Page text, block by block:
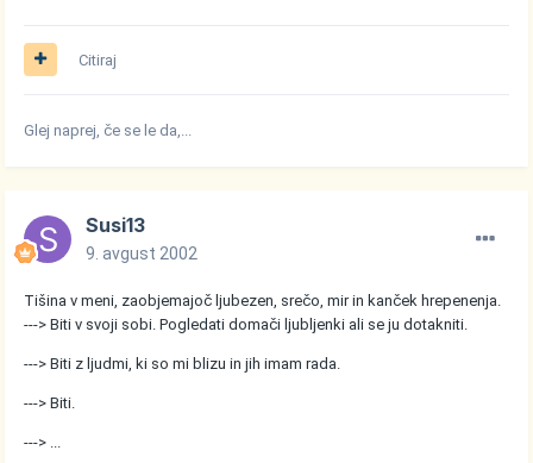
Citiraj
Glej naprej, če se le da,...
Susi13
9. avgust 2002
Tišina v meni, zaobjemajoč ljubezen, srečo, mir in kanček hrepenenja.
---> Biti v svoji sobi. Pogledati domači ljubljenki ali se ju dotakniti.
---> Biti z ljudmi, ki so mi blizu in jih imam rada.
---> Biti.
---> ...